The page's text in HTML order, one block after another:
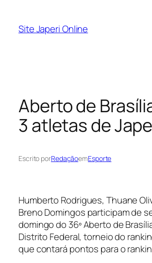
Site Japeri Online
Aberto de
3 atletas de
Escrito porRedaçãoemEsporte
Humberto Rodrigues, Thuane
Breno Domingos participam de
domingo do 36º Aberto de
Distrito Federal, torneio do
que contará pontos para o